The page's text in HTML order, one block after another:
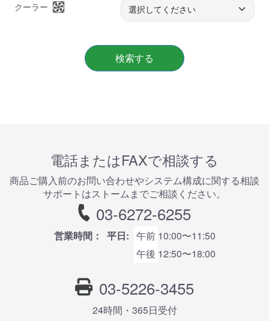
クーラー
検索する
電話またはFAXで相談する
商品ご購⼊前のお問い合わせやシステム構成に関する相談
サポートはストームまでご相談ください。
03-6272-6255
営業時間： 平日: 午前 10:00〜11:50
午後 12:50〜18:00
03-5226-3455
24時間・365⽇受付